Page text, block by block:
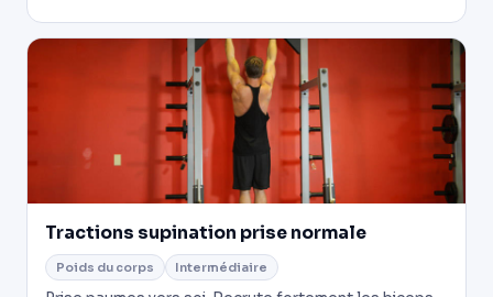
Tractions supination prise normale
Poids du corps Intermédiaire